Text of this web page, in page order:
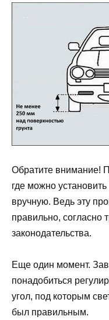
Обратите внимание!
где можно
вручную. Ведь эту
правильно, согласно
законодательства.
Еще один момент.
понадобиться
угол, под которым
был правильным.